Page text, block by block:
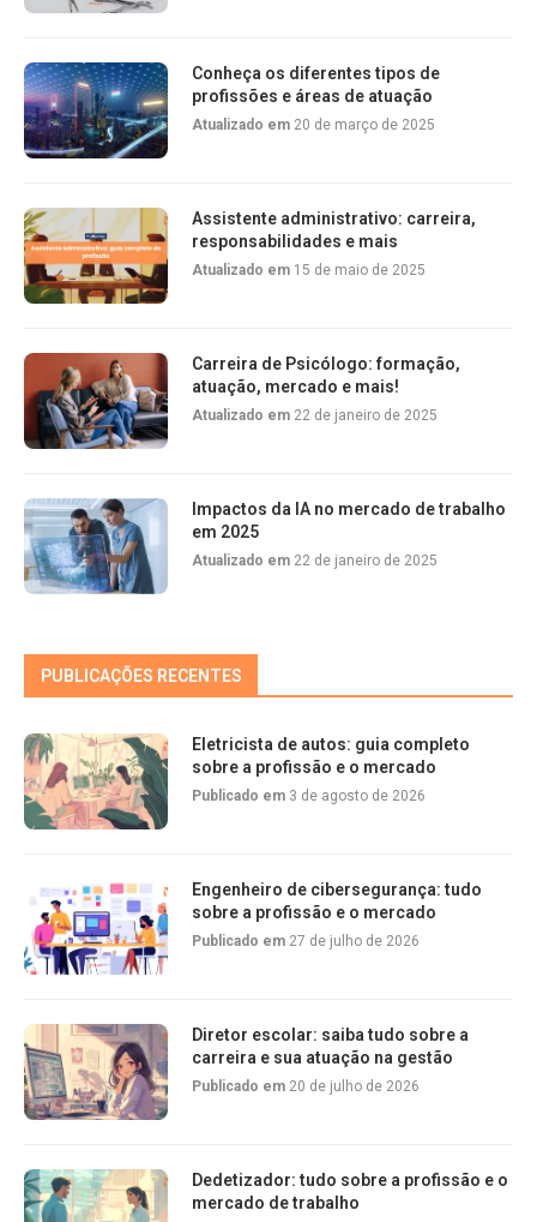
Conheça os diferentes tipos de
profissões e áreas de atuação
Atualizado em 20 de março de 2025
Assistente administrativo: carreira,
responsabilidades e mais
Atualizado em 15 de maio de 2025
Carreira de Psicólogo: formação,
atuação, mercado e mais!
Atualizado em 22 de janeiro de 2025
Impactos da IA no mercado de trabalho
em 2025
Atualizado em 22 de janeiro de 2025
PUBLICAÇÕES RECENTES
Eletricista de autos: guia completo
sobre a profissão e o mercado
Publicado em 3 de agosto de 2026
Engenheiro de cibersegurança: tudo
sobre a profissão e o mercado
Publicado em 27 de julho de 2026
Diretor escolar: saiba tudo sobre a
carreira e sua atuação na gestão
Publicado em 20 de julho de 2026
Dedetizador: tudo sobre a profissão e o
mercado de trabalho